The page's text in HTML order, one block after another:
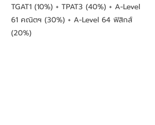
TGAT1 (10%) + TPAT3 (40%) + A-Level
61 คณิตฯ (30%) + A-Level 64 ฟิสิกส์
(20%)